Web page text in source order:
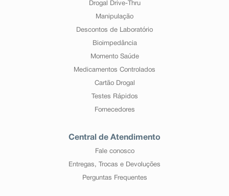
Drogal Drive-Thru
Manipulação
Descontos de Laboratório
Bioimpedância
Momento Saúde
Medicamentos Controlados
Cartão Drogal
Testes Rápidos
Fornecedores
Central de Atendimento
Fale conosco
Entregas, Trocas e Devoluções
Perguntas Frequentes